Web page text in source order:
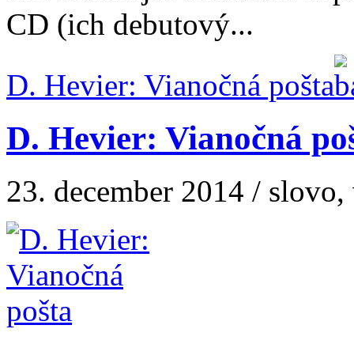
CD (ich debutový...
D. Hevier: Vianočná pošta
D. Hevier: Vianočná
23. december 2014 /